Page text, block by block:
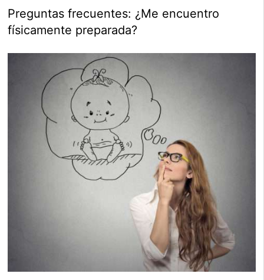
Preguntas frecuentes: ¿Me encuentro
físicamente preparada?